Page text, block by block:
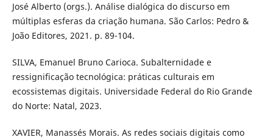
José Alberto (orgs.). Análise dialógica do discurso em
múltiplas esferas da criação humana. São Carlos: Pedro &
João Editores, 2021. p. 89-104.
SILVA, Emanuel Bruno Carioca. Subalternidade e
ressignificação tecnológica: práticas culturais em
ecossistemas digitais. Universidade Federal do Rio Grande
do Norte: Natal, 2023.
XAVIER, Manassés Morais. As redes sociais digitais como